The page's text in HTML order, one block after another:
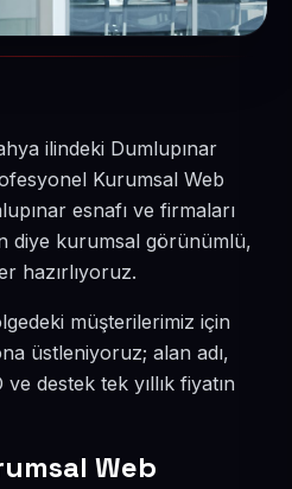
ilindeki Dumlupınar
Kurumsal Web
esnafı ve firmaları
diye kurumsal görünümlü,
hazırlıyoruz.
müşterilerimiz için
üstleniyoruz; alan adı,
destek tek yıllık fiyatın
Web